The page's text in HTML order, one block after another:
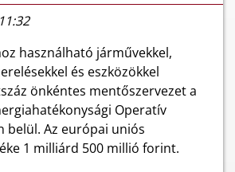
használható járművekkel,
és eszközökkel
önkéntes mentőszervezet a
Operatív
belül. Az európai uniós
1 milliárd 500 millió forint.